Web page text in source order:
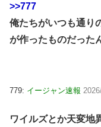
>>777
俺たちがいつも通り
が作ったものだった
779: イージャン速報
ワイルズとか天変地